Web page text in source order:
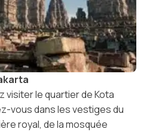
visiter le quartier de Kota
vous dans les vestiges du
royal, de la mosquée